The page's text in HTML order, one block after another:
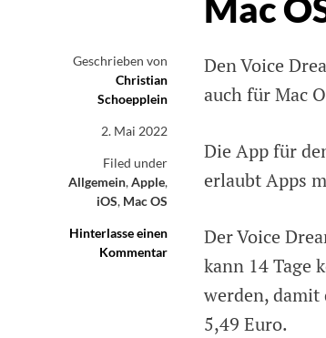
Mac
Geschrieben von
Christian
Schoepplein
2. Mai 2022
Filed under
Allgemein,Apple,
iOS, Mac OS
Hinterlasse einen
Kommentar
Dream
Den Voice
auch für Mac
Die App für
erlaubt Apps
Der Voice
kann 14 Tage
werden,
5,49 Euro.